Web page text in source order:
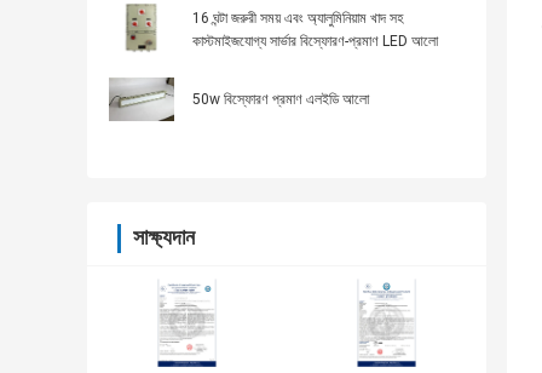
16 ঘন্টা জরুরী সময় এবং অ্যালুমিনিয়াম খাদ সহ
কাস্টমাইজযোগ্য সার্ভার বিস্ফোরণ-প্রমাণ LED আলো
50w বিস্ফোরণ প্রমাণ এলইডি আলো
সাক্ষ্যদান